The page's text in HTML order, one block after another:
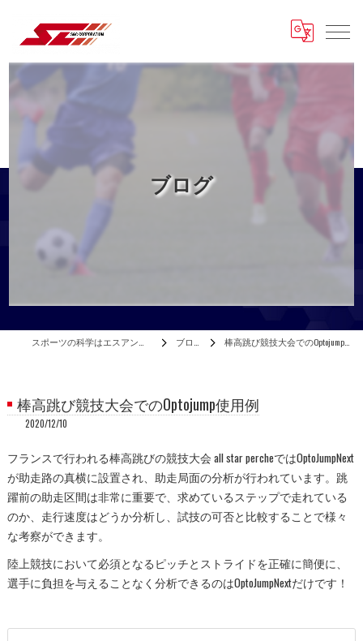
ブログ
ブログ 棒高跳び競技大会でのOptojump使用例
棒高跳び競技大会でのOptojump使用例
2020/12/10
フランスで行われる棒高跳びの競技大会 all star percheではOptoJumpNext
が助走路の真横に設置され、助走局面の分析が行われています。跳
躍前の助走区間は非常に重要で、求めているステップで走れている
のか、走行速度はどうか分析し、試技の可否と比較することで様々
な考察ができます。
陸上競技において必須となるピッチとストライドを正確に簡便に、
選手に負担を与えることなく分析できるのはOptoJumpNextだけです！